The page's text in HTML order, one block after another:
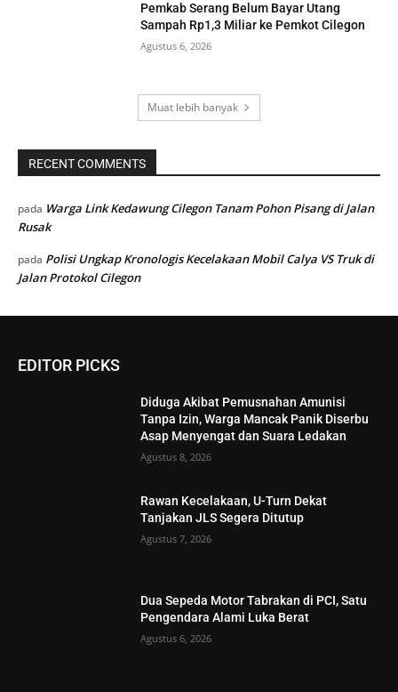
Pemkab Serang Belum Bayar Utang
Sampah Rp1,3 Miliar ke Pemkot Cilegon
Agustus 6, 2026
Muat lebih banyak
RECENT COMMENTS
pada Warga Link Kedawung Cilegon Tanam Pohon Pisang di Jalan
Rusak
pada Polisi Ungkap Kronologis Kecelakaan Mobil Calya VS Truk di
Jalan Protokol Cilegon
EDITOR PICKS
Diduga Akibat Pemusnahan Amunisi
Tanpa Izin, Warga Mancak Panik Diserbu
Asap Menyengat dan Suara Ledakan
Agustus 8, 2026
Rawan Kecelakaan, U-Turn Dekat
Tanjakan JLS Segera Ditutup
Agustus 7, 2026
Dua Sepeda Motor Tabrakan di PCI, Satu
Pengendara Alami Luka Berat
Agustus 6, 2026